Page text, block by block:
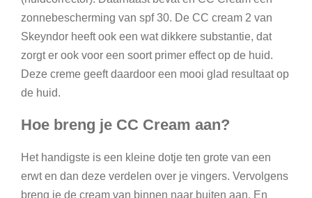
zonnebescherming van spf 30. De CC cream 2 van
Skeyndor heeft ook een wat dikkere substantie, dat
zorgt er ook voor een soort primer effect op de huid.
Deze creme geeft daardoor een mooi glad resultaat op
de huid.
Hoe breng je CC Cream aan?
Het handigste is een kleine dotje ten grote van een
erwt en dan deze verdelen over je vingers. Vervolgens
breng je de cream van binnen naar buiten aan. En